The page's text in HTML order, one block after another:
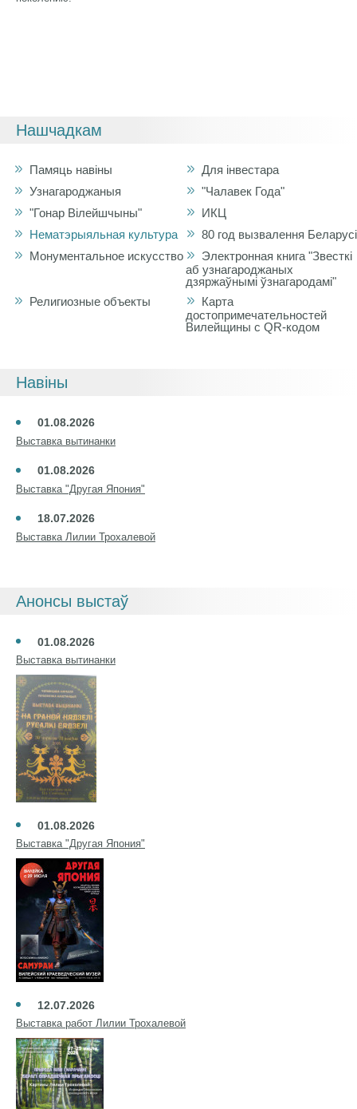
Нашчадкам
Памяць навіны
Для інвестара
Узнагароджаныя
"Чалавек Года"
"Гонар Вілейшчыны"
ИКЦ
Нематэрыяльная культура
80 год вызвалення Беларусі
Монументальное искусство
Электронная книга "Звесткі
аб узнагароджаных
дзяржаўнымі ўзнагародамі"
Религиозные объекты
Карта
достопримечательностей
Вилейщины с QR-кодом
Навіны
01.08.2026
Выставка вытинанки
01.08.2026
Выставка "Другая Япония"
18.07.2026
Выставка Лилии Трохалевой
Анонсы выстаў
01.08.2026
Выставка вытинанки
01.08.2026
Выставка "Другая Япония"
12.07.2026
Выставка работ Лилии Трохалевой